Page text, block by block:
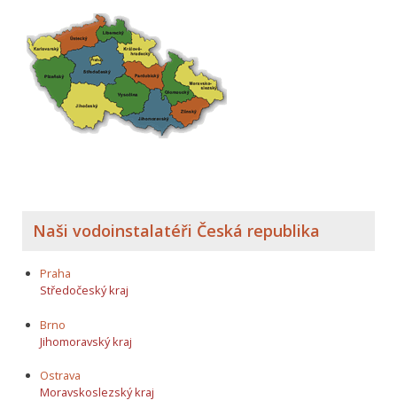
Naši vodoinstalatéři Česká republika
Praha
Středočeský kraj
Brno
Jihomoravský kraj
Ostrava
Moravskoslezský kraj